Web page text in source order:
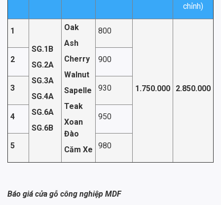
chỉnh)
1
SG.1B
SG.2A
SG.3A
SG.4A
SG.6A
SG.6B
Oak
Ash
Cherry
Walnut
Sapelle
Teak
Xoan
Đào
Căm Xe
800
1.750.000 2.850.000
2 900
3 930
4 950
5 980
Báo giá cửa gỗ công nghiệp MDF